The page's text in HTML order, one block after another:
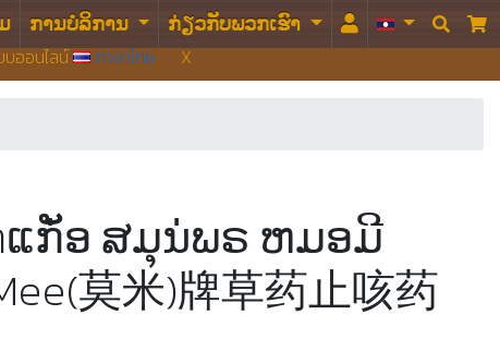
บออนไลน์ ภาษาไทย X
ການບໍລິການ ກ່ຽວກັບພວກເຮົາ  
ແກັ່ອ ສມຸນ່ພຣ ຫມອມີ
莫米)牌草药止咳药